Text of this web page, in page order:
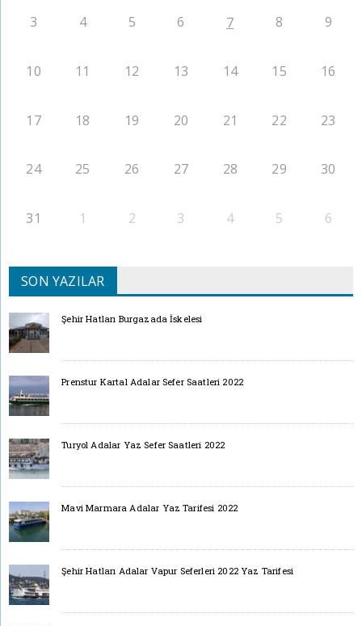
3 4 5 6 7 8 9
10 11 12 13 14 15 16
17 18 19 20 21 22 23
24 25 26 27 28 29 30
31 1 2 3 4 5 6
SON YAZILAR
Şehir Hatları Burgazada İskelesi
Prenstur Kartal Adalar Sefer Saatleri 2022
Turyol Adalar Yaz Sefer Saatleri 2022
Mavi Marmara Adalar Yaz Tarifesi 2022
Şehir Hatları Adalar Vapur Seferleri 2022 Yaz Tarifesi